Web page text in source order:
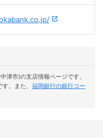
津市)の支店情報ページです。
。
また、 福岡銀行の銀行コー